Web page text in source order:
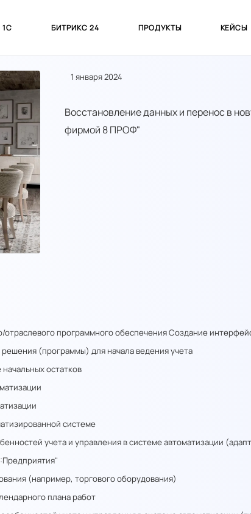
1С БИТРИКС 24 ПРОДУКТЫ КЕЙСЫ
1 января 2024
Восстановление данных и перенос в
фирмой 8 ПРОФ"
программного обеспеченияСоздание
(программы) для начала ведения учета
остатков
системе
учета и управления в системе автоматизации
(например, торгового оборудования)
плана работ